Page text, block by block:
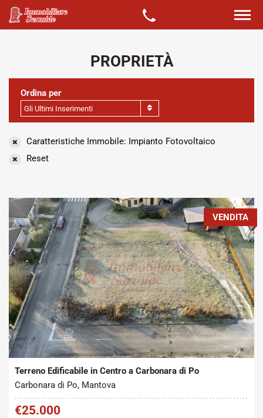
PROPRIETÀ
Ordina per
Gli Ultimi Inserimenti
Caratteristiche Immobile: Impianto Fotovoltaico
Reset
Tipo contratto:
Vendita
Metratura Commerciale:
830 m2
VENDITA
Terreno Edificabile in Centro a Carbonara di Po
Carbonara di Po, Mantova
€25.000